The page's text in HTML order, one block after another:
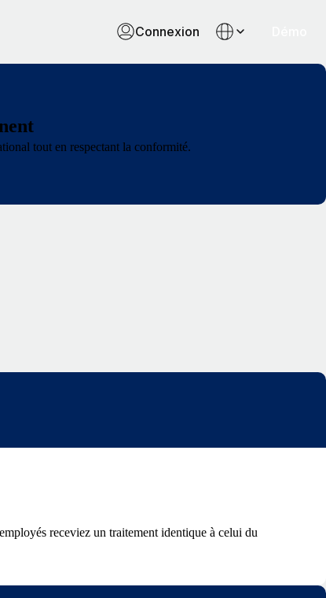
Connexion
tout en respectant la conformité.
receviez un traitement identique à celui du